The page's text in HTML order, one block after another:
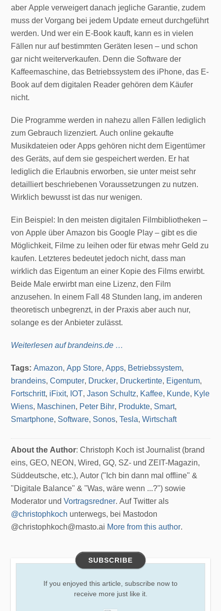
aber Apple verweigert danach jegliche Garantie, zudem
muss der Vorgang bei jedem Update erneut durchgeführt
werden. Und wer ein E-Book kauft, kann es in vielen
Fällen nur auf bestimmten Geräten lesen – und schon
gar nicht weiterverkaufen. Denn die Software der
Kaffeemaschine, das Betriebssystem des iPhone, das E-
Book auf dem digitalen Reader gehören dem Käufer
nicht.
Die Programme werden in nahezu allen Fällen lediglich
zum Gebrauch lizenziert. Auch online gekaufte
Musikdateien oder Apps gehören nicht dem Eigentümer
des Geräts, auf dem sie gespeichert werden. Er hat
lediglich die Erlaubnis erworben, sie unter meist sehr
detailliert beschriebenen Voraussetzungen zu nutzen.
Wirklich bewusst ist das nur wenigen.
Ein Beispiel: In den meisten digitalen Filmbibliotheken –
von Apple über Amazon bis Google Play – gibt es die
Möglichkeit, Filme zu leihen oder für etwas mehr Geld zu
kaufen. Letzteres bedeutet jedoch nicht, dass man
wirklich das Eigentum an einer Kopie des Films erwirbt.
Beide Male erwirbt man eine Lizenz, den Film
anzusehen. In einem Fall 48 Stunden lang, im anderen
theoretisch unbegrenzt, in der Praxis aber auch nur,
solange es der Anbieter zulässt.
Weiterlesen auf brandeins.de …
Tags:Amazon,App Store,Apps, Betriebssystem,
brandeins,Computer, Drucker, Druckertinte, Eigentum,
Fortschritt, iFixit, IOT,Jason Schultz, Kaffee, Kunde, Kyle
Wiens, Maschinen, Peter Bihr, Produkte, Smart,
Smartphone, Software, Sonos,Tesla,Wirtschaft
About the Author: Christoph Koch ist Journalist (brand
eins, GEO, NEON, Wired, GQ, SZ- und ZEIT-Magazin,
Süddeutsche, etc.), Autor ("Ich bin dann mal offline" &
"Digitale Balance" & "Was, wäre wenn ...?") sowie
Moderator undVortragsredner. Auf Twitter als
@christophkoch unterwegs, bei Mastodon
@christophkoch@masto.ai More from this author.
SUBSCRIBE
If you enjoyed this article, subscribe now to
receive more just like it.